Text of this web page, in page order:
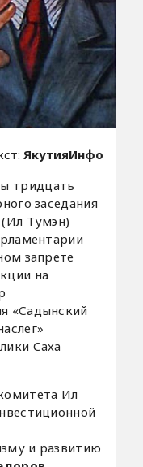
ЯкутияИнфо
тридцать
заседания
(Ил Тумэн)
запрете
на
«Садынский
Саха
Ил
и развитию